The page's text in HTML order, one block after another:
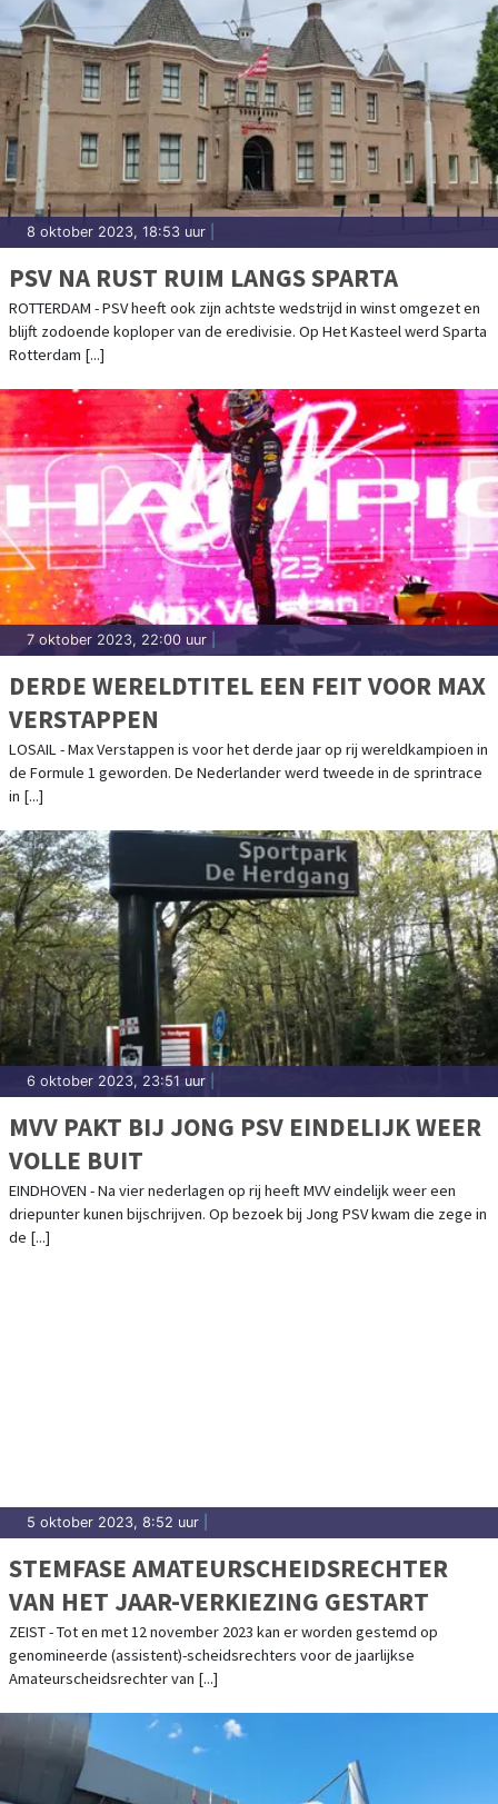
8 oktober 2023, 18:53 uur
PSV NA RUST RUIM LANGS SPARTA
ROTTERDAM - PSV heeft ook zijn achtste wedstrijd in winst omgezet en
blijft zodoende koploper van de eredivisie. Op Het Kasteel werd Sparta
Rotterdam [...]
7 oktober 2023, 22:00 uur
DERDE WERELDTITEL EEN FEIT VOOR MAX
VERSTAPPEN
LOSAIL - Max Verstappen is voor het derde jaar op rij wereldkampioen in
de Formule 1 geworden. De Nederlander werd tweede in de sprintrace
in [...]
6 oktober 2023, 23:51 uur
MVV PAKT BIJ JONG PSV EINDELIJK WEER
VOLLE BUIT
EINDHOVEN - Na vier nederlagen op rij heeft MVV eindelijk weer een
driepunter kunen bijschrijven. Op bezoek bij Jong PSV kwam die zege in
de [...]
5 oktober 2023, 8:52 uur
STEMFASE AMATEURSCHEIDSRECHTER
VAN HET JAAR-VERKIEZING GESTART
ZEIST - Tot en met 12 november 2023 kan er worden gestemd op
genomineerde (assistent)-scheidsrechters voor de jaarlijkse
Amateurscheidsrechter van [...]